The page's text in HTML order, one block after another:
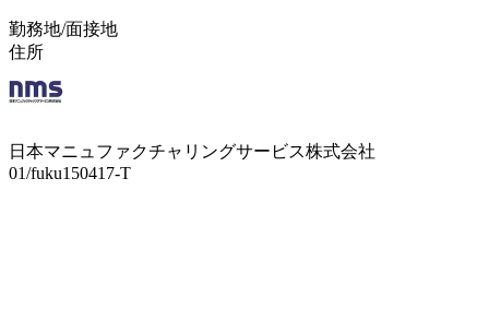
勤務地/面接地
住所
日本マニュファクチャリングサービス株式会社
01/fuku150417-T